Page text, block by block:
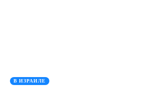
В ИЗРАИЛЕ